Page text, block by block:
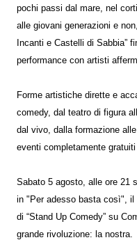
pochi passi dal mare, nel
alle giovani generazioni e
Incanti e Castelli di Sabbia”
performance con artisti
Forme artistiche dirette e
comedy, dal teatro di figura
dal vivo, dalla formazione
eventi completamente
Sabato 5 agosto, alle ore 21
in "Per adesso basta così", il
di “Stand Up Comedy” su
grande rivoluzione: la nostra.